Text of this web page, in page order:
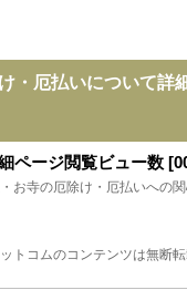
・厄払いについて詳
ページ閲覧ビュー数
お寺の厄除け・厄払いへの
トコムのコンテンツは無断